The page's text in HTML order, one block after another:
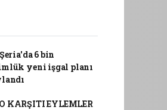
6 bin
yeni işgal planı
KARŞITI EYLEMLER